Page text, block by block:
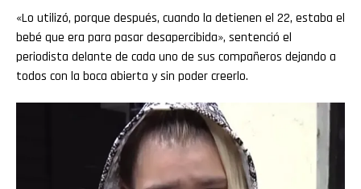
«Lo utilizó, porque después, cuando la detienen el 22, estaba el
bebé que era para pasar desapercibida», sentenció el
periodista delante de cada uno de sus compañeros dejando a
todos con la boca abierta y sin poder creerlo.